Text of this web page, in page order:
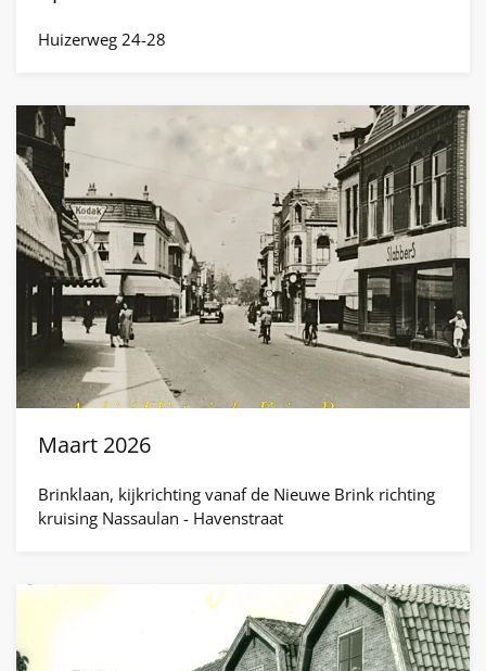
Huizerweg 24-28
Maart 2026
Brinklaan, kijkrichting vanaf de Nieuwe Brink richting
kruising Nassaulan - Havenstraat